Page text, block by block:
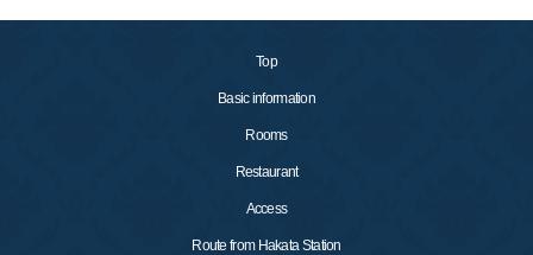
Top
Basic information
Rooms
Restaurant
Access
Route from Hakata Station